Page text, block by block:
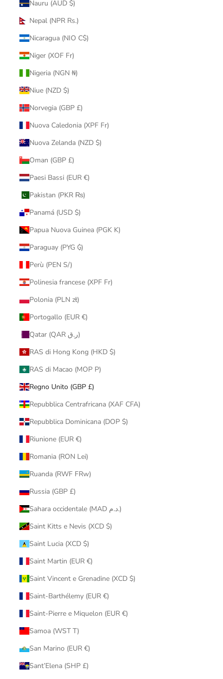
Nauru (AUD $)
Nepal (NPR Rs.)
Nicaragua (NIO C$)
Niger (XOF Fr)
Nigeria (NGN ₦)
Niue (NZD $)
Norvegia (GBP £)
Nuova Caledonia (XPF Fr)
Nuova Zelanda (NZD $)
Oman (GBP £)
Paesi Bassi (EUR €)
Pakistan (PKR ₨)
Panamá (USD $)
Papua Nuova Guinea (PGK K)
Paraguay (PYG ₲)
Perù (PEN S/)
Polinesia francese (XPF Fr)
Polonia (PLN zł)
Portogallo (EUR €)
Qatar (QAR ر.ق)
RAS di Hong Kong (HKD $)
RAS di Macao (MOP P)
Regno Unito (GBP £)
Repubblica Centrafricana (XAF CFA)
Repubblica Dominicana (DOP $)
Riunione (EUR €)
Romania (RON Lei)
Ruanda (RWF FRw)
Russia (GBP £)
Sahara occidentale (MAD د.م.)
Saint Kitts e Nevis (XCD $)
Saint Lucia (XCD $)
Saint Martin (EUR €)
Saint Vincent e Grenadine (XCD $)
Saint-Barthélemy (EUR €)
Saint-Pierre e Miquelon (EUR €)
Samoa (WST T)
San Marino (EUR €)
Sant’Elena (SHP £)